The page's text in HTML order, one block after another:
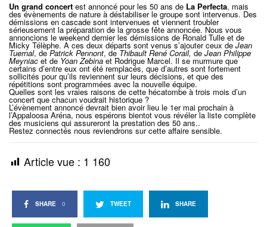
Un grand concert est annoncé pour les 50 ans de La Perfecta, mais
des évènements de nature à déstabiliser le groupe sont intervenus. Des
démissions en cascade sont intervenues et viennent troubler
sérieusement la préparation de la grosse fête annoncée. Nous vous
annoncions le weekend dernier les démissions de Ronald Tulle et de
Micky Télèphe. A ces deux départs sont venus s’ajouter ceux de Jean
Tuernal, dePatrick Pennont, de Thibault René Corail, de Jean Philippe
Meyniac et de Yoan Zebinaet Rodrigue Marcel. Il se murmure que
certains d’entre eux ont été remplacés, que d’autres sont fortement
sollicités pour qu’ils reviennent sur leurs décisions, et que des
répétitions sont programmées avec la nouvelle équipe.
Quelles sont les vraies raisons de cette hécatombe à trois mois d’un
concert que chacun voudrait historique ?
L’évènement annoncé devrait bien avoir lieu le 1er mai prochain à
l’Appaloosa Aréna, nous espérons bientot vous révéler la liste complète
des musiciens qui assureront la prestation des 50 ans..
Restez connectés nous reviendrons sur cette affaire sensible.
Article vue : 1 160
SHARE 0 TWEET SHARE